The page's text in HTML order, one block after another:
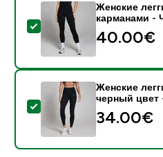
- Женские леггинсы
Женские
карманами -
40.00€‎
- Женские леггинсы
Женские
черный цвет
34.00€‎